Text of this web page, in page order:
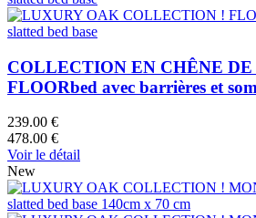
COLLECTION EN CHÊNE
FLOORbed avec barrières et
239.00 €
478.00 €
Voir le détail
New